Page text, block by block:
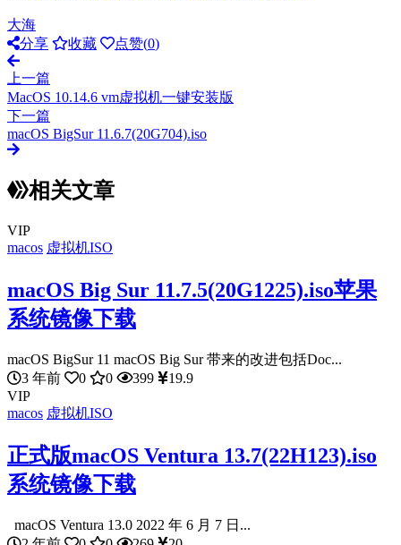
大海
分享
收藏 点赞(0)
上一篇
MacOS 10.14.6 vm虚拟机一键安装版
下一篇
macOS BigSur 11.6.7(20G704).iso
相关文章
VIP
macos 虚拟机ISO
macOS Big Sur 11.7.5(20G1225).iso苹果
系统镜像下载
macOS BigSur 11 macOS Big Sur 带来的改进包括Doc...
3 年前
0 0 399
19.9
VIP
macos 虚拟机ISO
正式版macOS Ventura 13.7(22H123).iso
系统镜像下载
macOS Ventura 13.0 2022 年 6 月 7 日...